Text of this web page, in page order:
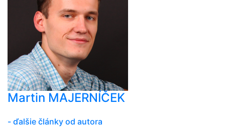
Martin MAJERNÍČEK
- ďalšie články od autora